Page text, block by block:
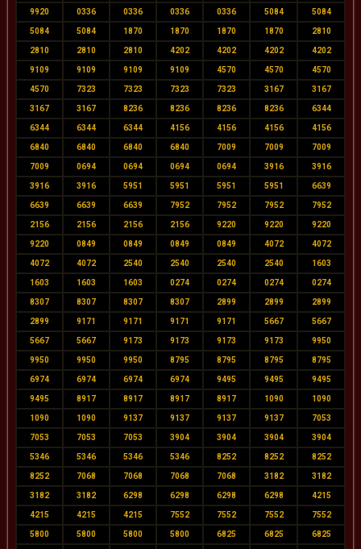
9920 0336 0336 0336 0336 5084 5084
5084 5084 1870 1870 1870 1870 2810
2810 2810 2810 4202 4202 4202 4202
9109 9109 9109 9109 4570 4570 4570
4570 7323 7323 7323 7323 3167 3167
3167 3167 8236 8236 8236 8236 6344
6344 6344 6344 4156 4156 4156 4156
6840 6840 6840 6840 7009 7009 7009
7009 0694 0694 0694 0694 3916 3916
3916 3916 5951 5951 5951 5951 6639
6639 6639 6639 7952 7952 7952 7952
2156 2156 2156 2156 9220 9220 9220
9220 0849 0849 0849 0849 4072 4072
4072 4072 2540 2540 2540 2540 1603
1603 1603 1603 0274 0274 0274 0274
8307 8307 8307 8307 2899 2899 2899
2899 9171 9171 9171 9171 5667 5667
5667 5667 9173 9173 9173 9173 9950
9950 9950 9950 8795 8795 8795 8795
6974 6974 6974 6974 9495 9495 9495
9495 8917 8917 8917 8917 1090 1090
1090 1090 9137 9137 9137 9137 7053
7053 7053 7053 3904 3904 3904 3904
5346 5346 5346 5346 8252 8252 8252
8252 7068 7068 7068 7068 3182 3182
3182 3182 6298 6298 6298 6298 4215
4215 4215 4215 7552 7552 7552 7552
5800 5800 5800 5800 6825 6825 6825